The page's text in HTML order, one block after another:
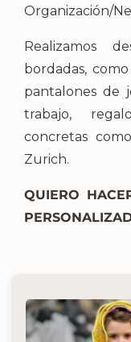
Organización/
Realizamos
bordadas,
pantalones de
trabajo,
concretas
Zurich.
QUIERO